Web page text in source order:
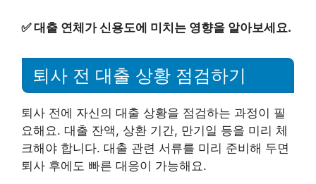
✅대출 연체가 신용도에 미치는 영향을 알아보세요.
퇴사 전 대출 상황 점검하기
퇴사 전에 자신의 대출 상황을 점검하는 과정이 필
요해요. 대출 잔액, 상환 기간, 만기일 등을 미리 체
크해야 합니다. 대출 관련 서류를 미리 준비해 두면
퇴사 후에도 빠른 대응이 가능해요.